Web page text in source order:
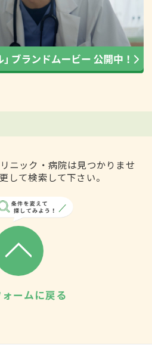
ニック・病院は見つかりませ
して検索して下さい。
ームに戻る